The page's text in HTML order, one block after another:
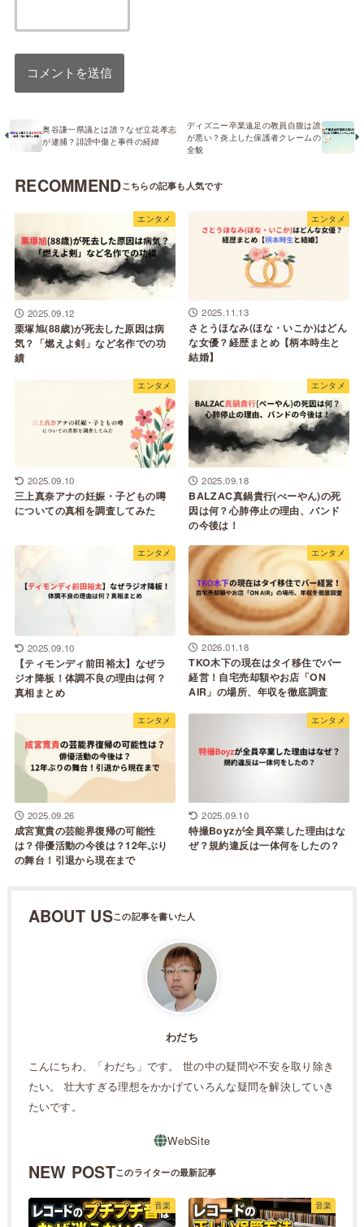
ディズニー卒業遠足の教員自腹は誰
が悪い？炎上した保護者クレームの
全貌
奥谷謙一県議とは誰？なぜ立花孝志
が逮捕？誹謗中傷と事件の経緯
RECOMMEND
エンタメ
2025.09.12
栗塚旭(88歳)が死去した原因は病
気？「燃えよ剣」など名作での功
績
エンタメ
2025.11.13
さとうほなみ(ほな・いこか)はどん
な女優？経歴まとめ【柄本時生と
結婚】
エンタメ
2025.09.10
三上真奈アナの妊娠・子どもの噂
についての真相を調査してみた
エンタメ
2025.09.18
BALZAC真鍋貴行(べーやん)の死
因は何？心肺停止の理由、バンド
の今後は！
エンタメ
2025.09.10
【ティモンディ前田裕太】なぜラ
ジオ降板！体調不良の理由は何？
真相まとめ
エンタメ
2026.01.18
TKO木下の現在はタイ移住でバー
経営！自宅売却額やお店「ON
AIR」の場所、年収を徹底調査
エンタメ
2025.09.26
成宮寛貴の芸能界復帰の可能性
は？俳優活動の今後は？12年ぶり
の舞台！引退から現在まで
エンタメ
2025.09.10
特撮Boyzが全員卒業した理由はな
ぜ？規約違反は一体何をしたの？
ABOUT US
わだち
こんにちわ、「わだち」です。 世の中の疑問や不安を取り除き
たい。 壮大すぎる理想をかかげていろんな疑問を解決していき
たいです。
NEW POST
音楽 音楽